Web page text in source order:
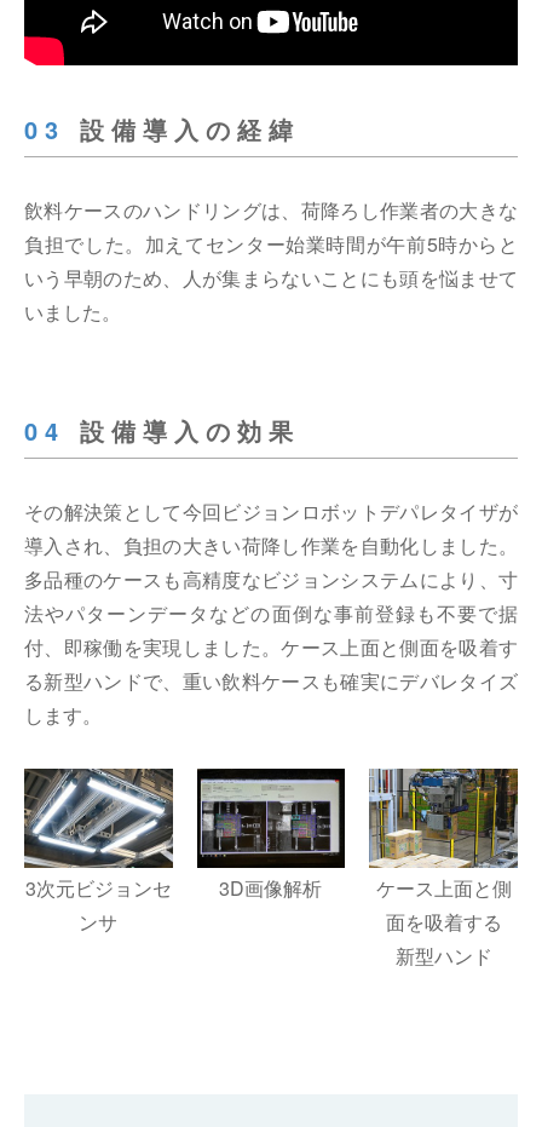
設備導入の経緯
03
飲料ケースのハンドリングは、荷降ろし作業者の大きな
負担でした。加えてセンター始業時間が午前5時からと
いう早朝のため、人が集まらないことにも頭を悩ませて
いました。
設備導入の効果
04
その解決策として今回ビジョンロボットデパレタイザが
導入され、負担の大きい荷降し作業を自動化しました。
多品種のケースも高精度なビジョンシステムにより、寸
法やパターンデータなどの面倒な事前登録も不要で据
付、即稼働を実現しました。ケース上面と側面を吸着す
る新型ハンドで、重い飲料ケースも確実にデバレタイズ
します。
3次元ビジョンセ
ンサ
3D画像解析
ケース上面と側
面を吸着する
新型ハンド